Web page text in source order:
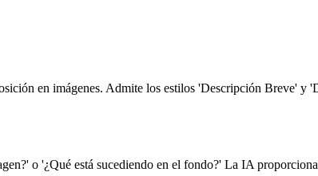
en imágenes. Admite los estilos 'Descripción Breve' y
o '¿Qué está sucediendo en el fondo?' La IA